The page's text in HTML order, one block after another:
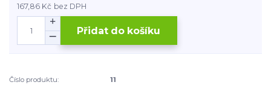
167,86 Kč bez DPH
Přidat do košíku
Číslo produktu:
11